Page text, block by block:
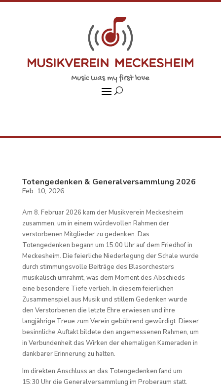
Totengedenken & Generalversammlung 2026
Feb. 10, 2026
Am 8. Februar 2026 kam der Musikverein Meckesheim
zusammen, um in einem würdevollen Rahmen der
verstorbenen Mitglieder zu gedenken. Das
Totengedenken begann um 15:00 Uhr auf dem Friedhof in
Meckesheim. Die feierliche Niederlegung der Schale wurde
durch stimmungsvolle Beiträge des Blasorchesters
musikalisch umrahmt, was dem Moment des Abschieds
eine besondere Tiefe verlieh. In diesem feierlichen
Zusammenspiel aus Musik und stillem Gedenken wurde
den Verstorbenen die letzte Ehre erwiesen und ihre
langjährige Treue zum Verein gebührend gewürdigt. Dieser
besinnliche Auftakt bildete den angemessenen Rahmen, um
in Verbundenheit das Wirken der ehemaligen Kameraden in
dankbarer Erinnerung zu halten.
Im direkten Anschluss an das Totengedenken fand um
15:30 Uhr die Generalversammlung im Proberaum statt.